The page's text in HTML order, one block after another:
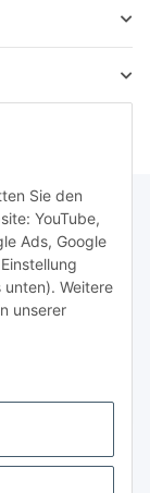
Sie den
YouTube,
Ads, Google
Weitere
unserer
Ihrer
widerruflich
E-Mail zu.
Abonnieren